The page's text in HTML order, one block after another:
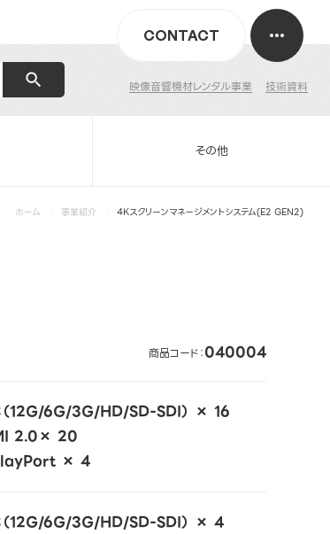
映像音響機材レンタル事業 技術資料
CONTACT
その他
ホーム 事業紹介 4Kスクリーンマネージメントシステム(E2 GEN2)
商品コード：040004
12G/6G/3G/HD/SD-SDI） × 16
2.0× 20
× 4
12G/6G/3G/HD/SD-SDI） × 4